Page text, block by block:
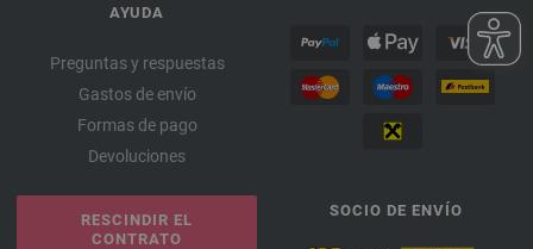
AYUDA
Preguntas y respuestas
Gastos de envío
Formas de pago
Devoluciones
RESCINDIR EL
CONTRATO
SOCIO DE ENVÍO